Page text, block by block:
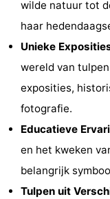
Zien
doen
Musea
Monumenten
Kerken
wilde natuur tot
haar
Unieke
wereld van
exposities,
fotografie.
Educatieve
en het kweken
belangrijk
Tulpen uit